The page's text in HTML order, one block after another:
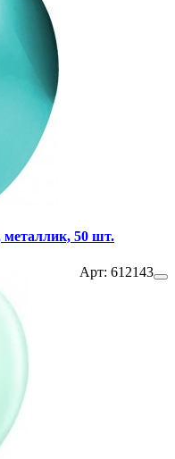
50 шт.
Арт: 612143